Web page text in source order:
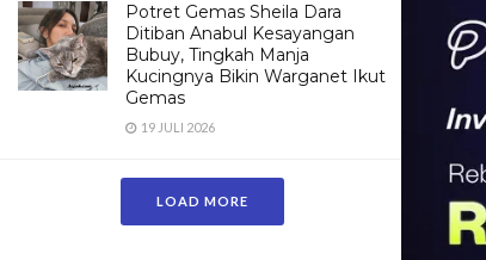
Potret Gemas Sheila Dara
Ditiban Anabul Kesayangan
Bubuy, Tingkah Manja
Kucingnya Bikin Warganet Ikut
Gemas
19 JULI 2026
LOAD MORE